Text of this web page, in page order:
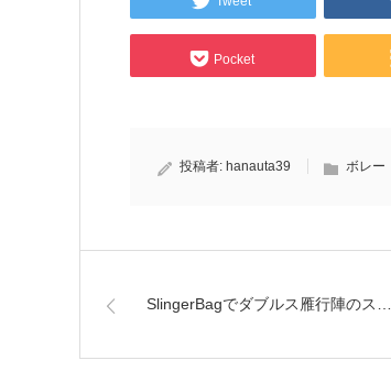
Pocket
投稿者: hanauta39 ボレー
SlingerBagでダブルス雁行陣のス…